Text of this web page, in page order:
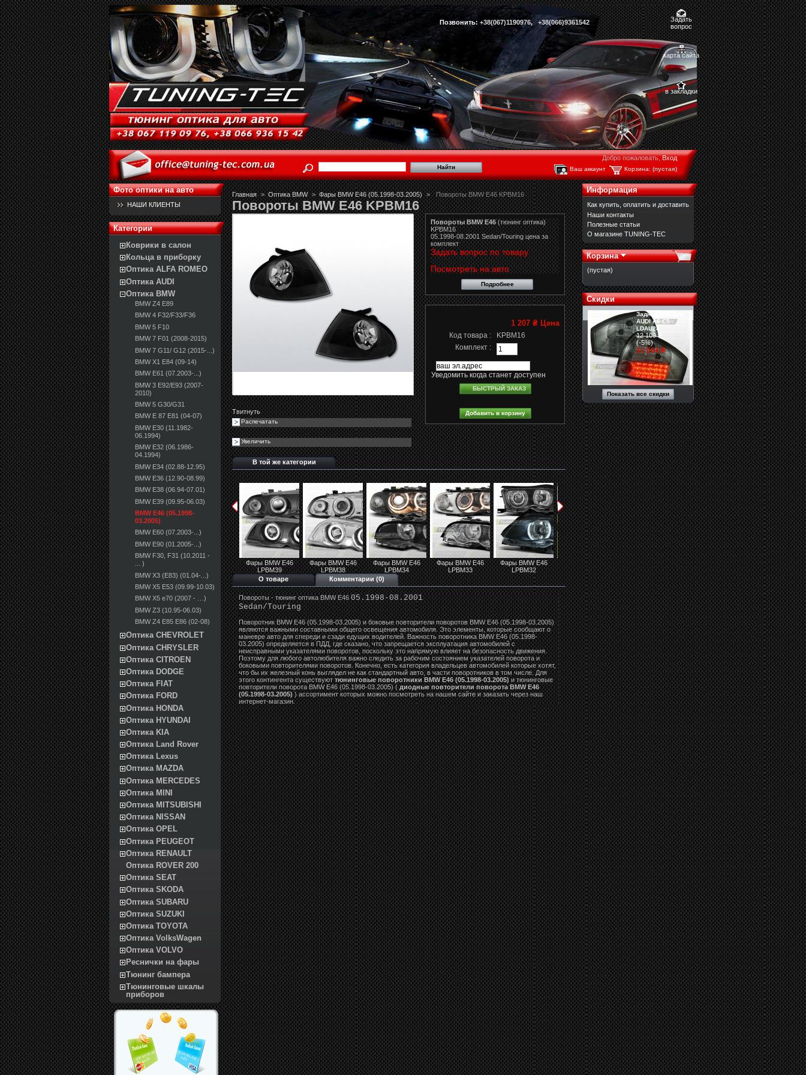
Позвонить: +38(067)1190976, +38(066)9361542
Задать
вопрос
карта сайта
в закладки
Добро пожаловать,Вход
Корзина: (пустая)
Ваш аккаунт
Фото оптики на авто
НАШИ КЛИЕНТЫ
Категории
Коврики в салон
Кольца в приборку
Оптика ALFA ROMEO
Оптика AUDI
Оптика BMW
BMW Z4 E89
BMW 4 F32/F33/F36
BMW 5 F10
BMW 7 F01 (2008-2015)
BMW 7 G11/ G12 (2015-...)
BMW X1 E84 (09-14)
BMW E61 (07.2003-...)
BMW 3 E92/E93 (2007-
2010)
BMW 5 G30/G31
BMW E 87 E81 (04-07)
BMW E30 (11.1982-
06.1994)
BMW E32 (06.1986-
04.1994)
BMW E34 (02.88-12.95)
BMW E36 (12.90-08.99)
BMW E38 (06.94-07.01)
BMW E39 (09.95-06.03)
BMW E46 (05.1998-
03.2005)
BMW E60 (07.2003-...)
BMW E90 (01.2005-...)
BMW F30, F31 (10.2011 -
... )
BMW X3 (E83) (01.04-...)
BMW X5 E53 (09.99-10.03)
BMW X5 e70 (2007 - …)
BMW Z3 (10.95-06.03)
BMW Z4 E85 E86 (02-08)
Оптика CHEVROLET
Оптика CHRYSLER
Оптика CITROEN
Оптика DODGE
Оптика FIAT
Оптика FORD
Оптика HONDA
Оптика HYUNDAI
Оптика KIA
Оптика Land Rover
Оптика Lexus
Оптика MAZDA
Оптика MERCEDES
Оптика MINI
Оптика MITSUBISHI
Оптика NISSAN
Оптика OPEL
Оптика PEUGEOT
Оптика RENAULT
Оптика ROVER 200
Оптика SEAT
Оптика SKODA
Оптика SUBARU
Оптика SUZUKI
Оптика TOYOTA
Оптика VolksWagen
Оптика VOLVO
Реснички на фары
Тюнинг бампера
Тюнинговые шкалы
приборов
Главная > Оптика BMW > Фары BMW E46 (05.1998-03.2005) > Повороты BMW E46 KPBM16
Повороты BMW E46 KPBM16
Твитнуть
Распечатать
Увеличить
Повороты BMW E46(тюнинг оптика)
KPBM16
05.1998-08.2001 Sedan/Touring цена за
комплект
Задать вопрос по товару
Посмотреть на авто
Подробнее
1 207 ₴Цена
Код товара :
KPBM16
Комплект :
Уведомить когда станет доступен
БЫСТРЫЙ ЗАКАЗ
В той же категории
Фары BMW E46
LPBM39
Фары BMW E46
LPBM38
Фары BMW E46
LPBM34
Фары BMW E46
LPBM33
Фары BMW E46
LPBM32
Реснички на фары
BMW...
Реснички на фары
BMW...
Фары BMW E46
LPBM84
Фары BMW E46
LPBM83
О товаре
Комментарии (0)
Повороты - тюнинг оптика BMW E4605.1998-08.2001
Sedan/Touring
Поворотник BMW E46 (05.1998-03.2005) и боковые повторители поворотов BMW E46 (05.1998-03.2005)
являются важными составными общего освещения автомобиля. Это элементы, которые сообщают о
маневре авто для спереди и сзади едущих водителей. Важность поворотника BMW E46 (05.1998-
03.2005) определяется в ПДД, где сказано, что запрещается эксплуатация автомобилей с
неисправными указателями поворотов, поскольку это напрямую влияет на безопасность движения.
Поэтому для любого автолюбителя важно следить за рабочим состоянием указателей поворота и
боковыми повторителями поворотов. Конечно, есть категория владельцев автомобилей которые хотят,
что бы их железный конь выглядел не как стандартный авто, в части поворотников в том числе. Для
этого контингента существуюттюнинговые поворотники BMW E46 (05.1998-03.2005)и тюнинговые
повторители поворота BMW E46 (05.1998-03.2005) (диодные повторители поворота BMW E46
(05.1998-03.2005)) ассортимент которых можно посмотреть на нашем сайте и заказать через наш
интернет-магазин.
Информация
Как купить, оплатить и доставить
Наши контакты
Полезные статьи
О магазине TUNING-TEC
Корзина
(пустая)
Скидки
Задние фонари
AUDI A6 C5
LDAU24
12 109 ₴
(-5%)
11 504 ₴
Показать все скидки